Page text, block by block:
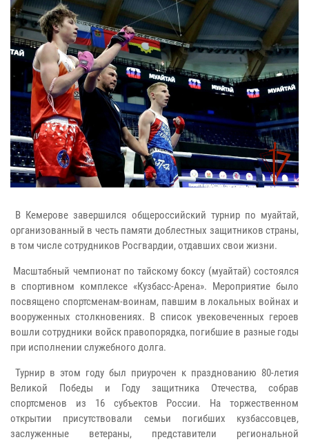
В Кемерове завершился общероссийский турнир по муайтай,
организованный в честь памяти доблестных защитников страны,
в том числе сотрудников Росгвардии, отдавших свои жизни.
Масштабный чемпионат по тайскому боксу (муайтай) состоялся
в спортивном комплексе «Кузбасс-Арена». Мероприятие было
посвящено спортсменам-воинам, павшим в локальных войнах и
вооруженных столкновениях. В список увековеченных героев
вошли сотрудники войск правопорядка, погибшие в разные годы
при исполнении служебного долга.
Турнир в этом году был приурочен к празднованию 80-летия
Великой Победы и Году защитника Отечества, собрав
спортсменов из 16 субъектов России. На торжественном
открытии присутствовали семьи погибших кузбассовцев,
заслуженные ветераны, представители региональной